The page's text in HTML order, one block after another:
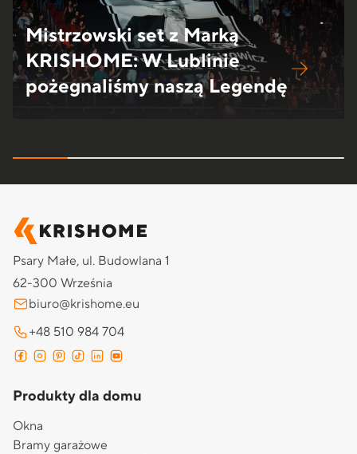
Mistrzowski set z Marką
KRISHOME: W Lublinie
pożegnaliśmy naszą Legendę
Psary Małe, ul. Budowlana 1
62-300 Września
biuro@krishome.eu
+48 510 984 704
Produkty dla domu
Okna
Bramy garażowe